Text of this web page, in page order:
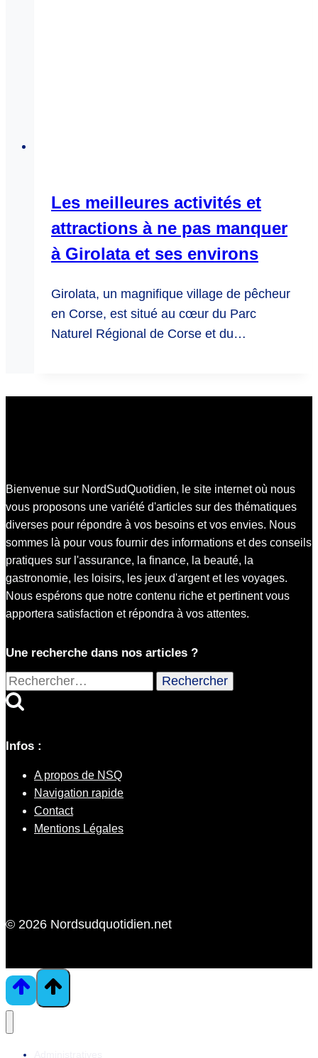
Les meilleures activités et
attractions à ne pas manquer
à Girolata et ses environs
Girolata, un magnifique village de pêcheur
en Corse, est situé au cœur du Parc
Naturel Régional de Corse et du…
Bienvenue sur NordSudQuotidien, le site internet où nous
vous proposons une variété d'articles sur des thématiques
diverses pour répondre à vos besoins et vos envies. Nous
sommes là pour vous fournir des informations et des conseils
pratiques sur l'assurance, la finance, la beauté, la
gastronomie, les loisirs, les jeux d'argent et les voyages.
Nous espérons que notre contenu riche et pertinent vous
apportera satisfaction et répondra à vos attentes.
Une recherche dans nos articles ?
Rechercher :
Infos :
A propos de NSQ
Navigation rapide
Contact
Mentions Légales
© 2026 Nordsudquotidien.net